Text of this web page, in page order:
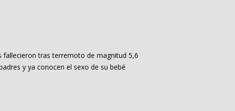
tras terremoto de magnitud 5,6
y ya conocen el sexo de su bebé